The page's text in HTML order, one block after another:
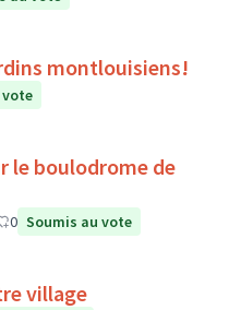
montlouisiens!
vote
le boulodrome de
0 Soumis au vote
village